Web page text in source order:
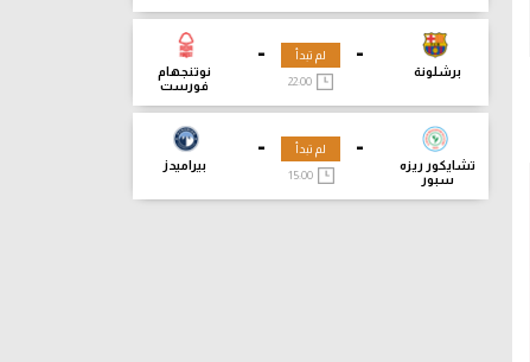
-
برشلونة
-
نوتنجهام
فورست
لم تبدأ
-
تشايكور ريزه
سبور
-
بيراميدز
لم تبدأ
15:00